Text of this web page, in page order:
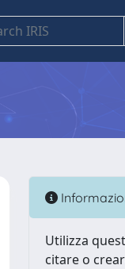
Utilizza
citare o